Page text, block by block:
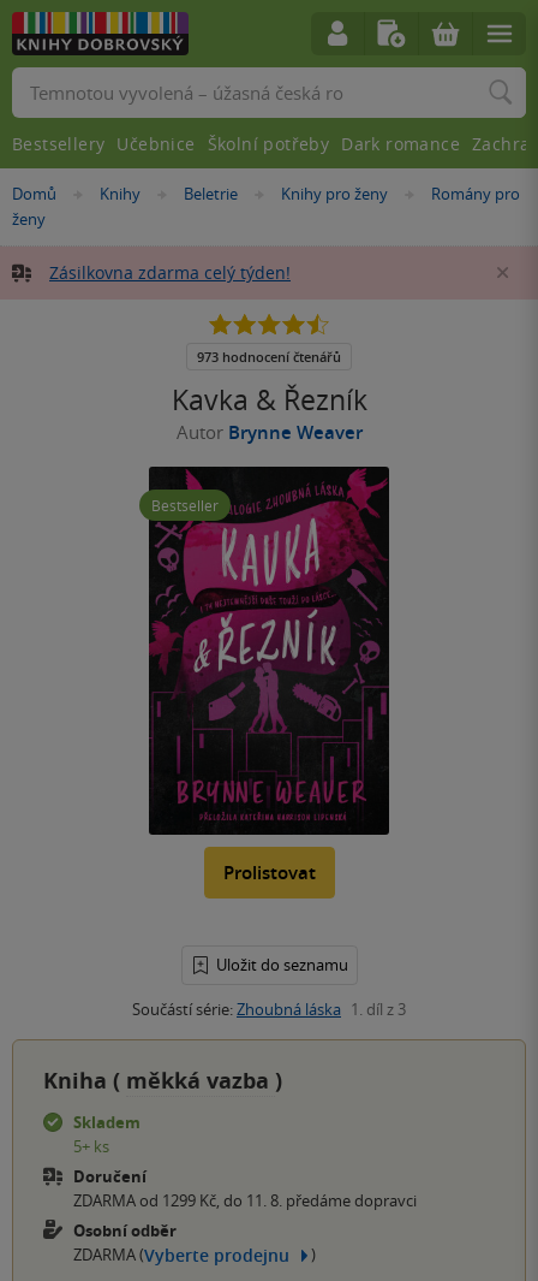
Nacházíte
se
Domů »
Knihy »
Beletrie »
Knihy pro ženy »
Romány pro
ženy
Zásilkovna zdarma celý týden!
Kavka & Řezník
Autor Brynne Weaver
Bestseller
Prolistovat
Uložit do seznamu
Součástí série:Zhoubná láska 1. díl z 3
4.5
5
973 hodnocení čtenářů
Kniha ( měkká vazba )
Skladem
5+ ks
Doručení
ZDARMA od 1299 Kč, do 11. 8. předáme dopravci
Osobní odběr
ZDARMA (Vyberte prodejnu )
Vyhledávání
Bestsellery Učebnice Školní potřeby Dark romance